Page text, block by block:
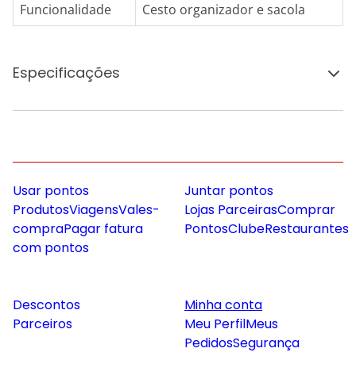
Funcionalidade
Cesto organizador e sacola
Especificações
Usar pontos
ProdutosViagensVales-
compraPagar fatura
com pontos
Juntar pontos
Lojas ParceirasComprar
PontosClubeRestaurantes
Descontos
Parceiros
Minha conta
Meu PerfilMeus
PedidosSegurança